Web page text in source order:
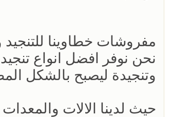
مفروشات خطاوينا للتنجيد
نحن نوفر افضل انواع
وتنجيدة ليصبح بالشكل
حيث لدينا الالات